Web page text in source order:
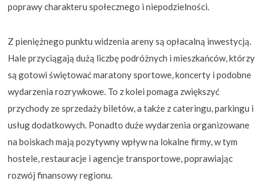
poprawy charakteru społecznego i niepodzielności.
Z pieniężnego punktu widzenia areny są opłacalną inwestycją.
Hale przyciągają dużą liczbę podróżnych i mieszkańców, którzy
są gotowi świętować maratony sportowe, koncerty i podobne
wydarzenia rozrywkowe. To z kolei pomaga zwiększyć
przychody ze sprzedaży biletów, a także z cateringu, parkingu i
usług dodatkowych. Ponadto duże wydarzenia organizowane
na boiskach mają pozytywny wpływ na lokalne firmy, w tym
hostele, restauracje i agencje transportowe, poprawiając
rozwój finansowy regionu.